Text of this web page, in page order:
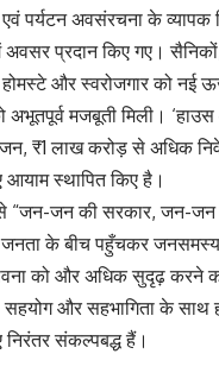
पर्यटन अवसंरचना के व्यापक
प्रदान किए गए।
और स्वरोजगार को नई
मजबूती मिली।
₹1 लाख करोड़ से अधिक
स्थापित किए है।
जन की सरकार, जन-जन
जनता के बीच पहुँचकर
को और अधिक सुदृढ़ करने
और सहभागिता के
संकल्पबद्ध हैं।